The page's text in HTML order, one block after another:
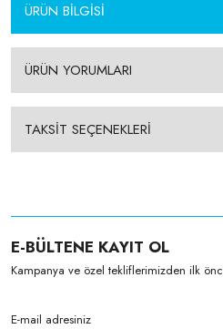
ÜRÜN BİLGİSİ
ÜRÜN YORUMLARI
TAKSİT SEÇENEKLERİ
E-BÜLTENE KAYIT OL
Kampanya ve özel tekliflerimizden ilk